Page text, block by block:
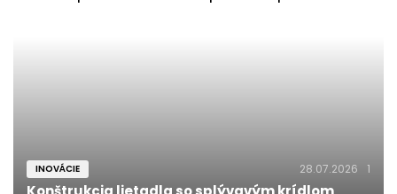
INOVÁCIE 28.07.2026 1